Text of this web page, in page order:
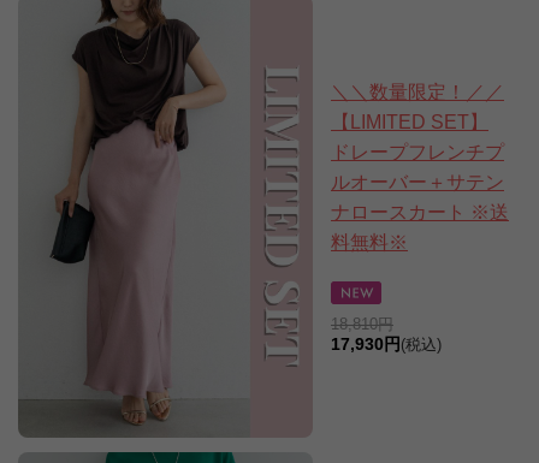
＼＼数量限定！／／
【LIMITED SET】
ドレープフレンチプ
ルオーバー＋サテン
ナロースカート ※送
料無料※
18,810円
17,930円 (税込)